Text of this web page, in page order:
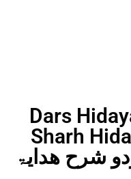
Dars
Sharh
شرح ھدایۃ